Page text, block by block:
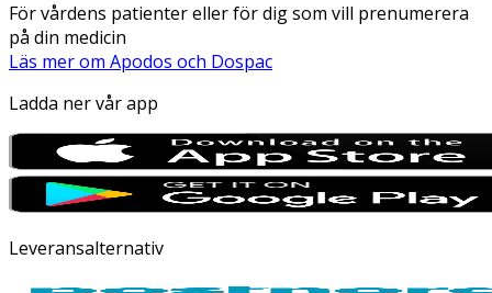
För vårdens patienter eller för dig som vill prenumerera
på din medicin
Läs mer om Apodos och Dospac
Ladda ner vår app
Leveransalternativ